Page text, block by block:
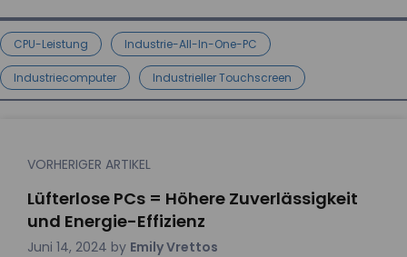
CPU-Leistung Industrie-All-In-One-PC
Industriecomputer Industrieller Touchscreen
VORHERIGER ARTIKEL
Lüfterlose PCs = Höhere Zuverlässigkeit
und Energie-Effizienz
Juni 14, 2024 by Emily Vrettos